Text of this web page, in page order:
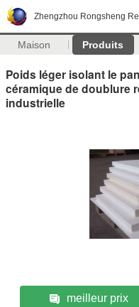
Zhengzhou Rongsheng
Maison Produits
Poids léger isolant le
céramique de doublure
industrielle
meilleur prix